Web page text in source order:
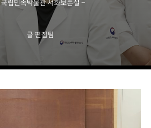
립민속박물관 서화보존실 –
글 편집팀